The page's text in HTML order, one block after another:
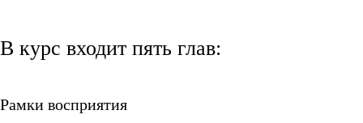
В курс входит пять глав:
Рамки восприятия